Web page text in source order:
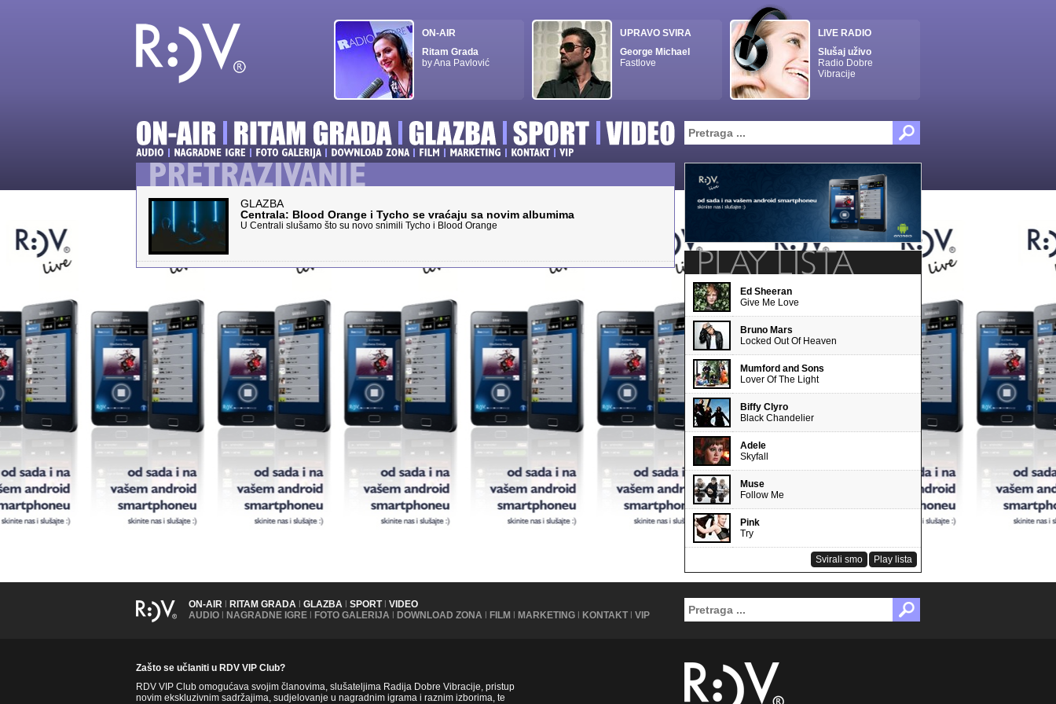
ON-AIR
Ritam Grada
by Ana Pavlović
UPRAVO SVIRA
George Michael
Fastlove
LIVE RADIO
Slušaj uživo
Radio Dobre
Vibracije
GLAZBA
Centrala: Blood Orange i Tycho se vraćaju sa novim albumima
U Centrali slušamo što su novo snimili Tycho i Blood Orange
Ed Sheeran
Give Me Love
Bruno Mars
Locked Out Of Heaven
Mumford and Sons
Lover Of The Light
Biffy Clyro
Black Chandelier
Adele
Skyfall
Muse
Follow Me
Pink
Try
Play lista
Svirali smo
ON-AIR | RITAM GRADA | GLAZBA | SPORT | VIDEO
AUDIO | NAGRADNE IGRE | FOTO GALERIJA | DOWNLOAD ZONA | FILM | MARKETING | KONTAKT | VIP
Zašto se učlaniti u RDV VIP Club?
RDV VIP Club omogućava svojim članovima, slušateljima Radija Dobre Vibracije, pristup
novim ekskluzivnim sadržajima, sudjelovanje u nagradnim igrama i raznim izborima, te